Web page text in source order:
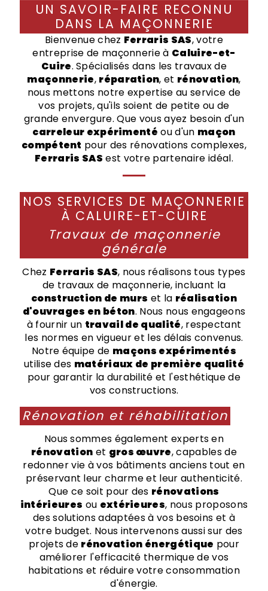
UN SAVOIR-FAIRE RECONNU
DANS LA MAÇONNERIE
Bienvenue chez Ferraris SAS, votre
entreprise de maçonnerie à Caluire-et-
Cuire. Spécialisés dans les travaux de
maçonnerie, réparation, et rénovation,
nous mettons notre expertise au service de
vos projets, qu'ils soient de petite ou de
grande envergure. Que vous ayez besoin d'un
carreleur expérimenté ou d'un maçon
compétent pour des rénovations complexes,
Ferraris SAS est votre partenaire idéal.
NOS SERVICES DE MAÇONNERIE
À CALUIRE-ET-CUIRE
Travaux de maçonnerie
générale
Chez Ferraris SAS, nous réalisons tous types
de travaux de maçonnerie, incluant la
construction de murs et la réalisation
d'ouvrages en béton. Nous nous engageons
à fournir un travail de qualité, respectant
les normes en vigueur et les délais convenus.
Notre équipe de maçons expérimentés
utilise des matériaux de première qualité
pour garantir la durabilité et l'esthétique de
vos constructions.
Rénovation et réhabilitation
Nous sommes également experts en
rénovation et gros œuvre, capables de
redonner vie à vos bâtiments anciens tout en
préservant leur charme et leur authenticité.
Que ce soit pour des rénovations
intérieures ou extérieures, nous proposons
des solutions adaptées à vos besoins et à
votre budget. Nous intervenons aussi sur des
projets de rénovation énergétique pour
améliorer l'efficacité thermique de vos
habitations et réduire votre consommation
d'énergie.